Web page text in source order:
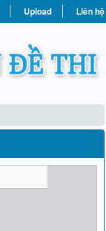
Upload Liên hệ